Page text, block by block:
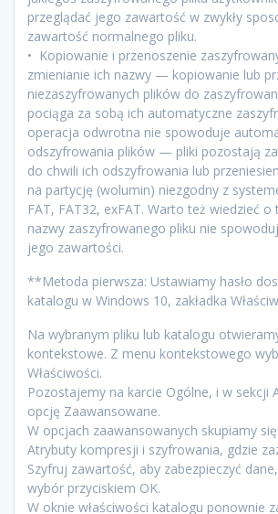
przeglądać jego zawartość w zwykły
zawartość normalnego pliku.
• Kopiowanie i przenoszenie
zmienianie ich nazwy — kopiowanie lub
niezaszyfrowanych plików do
pociąga za sobą ich automatyczne
operacja odwrotna nie spowoduje
odszyfrowania plików — pliki pozostają
do chwili ich odszyfrowania lub
na partycję (wolumin) niezgodny z
FAT, FAT32, exFAT. Warto też wiedzieć
nazwy zaszyfrowanego pliku nie
jego zawartości.
**Metoda pierwsza: Ustawiamy hasło
katalogu w Windows 10, zakładka
Na wybranym pliku lub katalogu
kontekstowe. Z menu kontekstowego
Właściwości.
Pozostajemy na karcie Ogólne, i w sekcji
opcję Zaawansowane.
W opcjach zaawansowanych skupiamy
Atrybuty kompresji i szyfrowania, gdzie
Szyfruj zawartość, aby zabezpieczyć
wybór przyciskiem OK.
W oknie właściwości katalogu ponownie